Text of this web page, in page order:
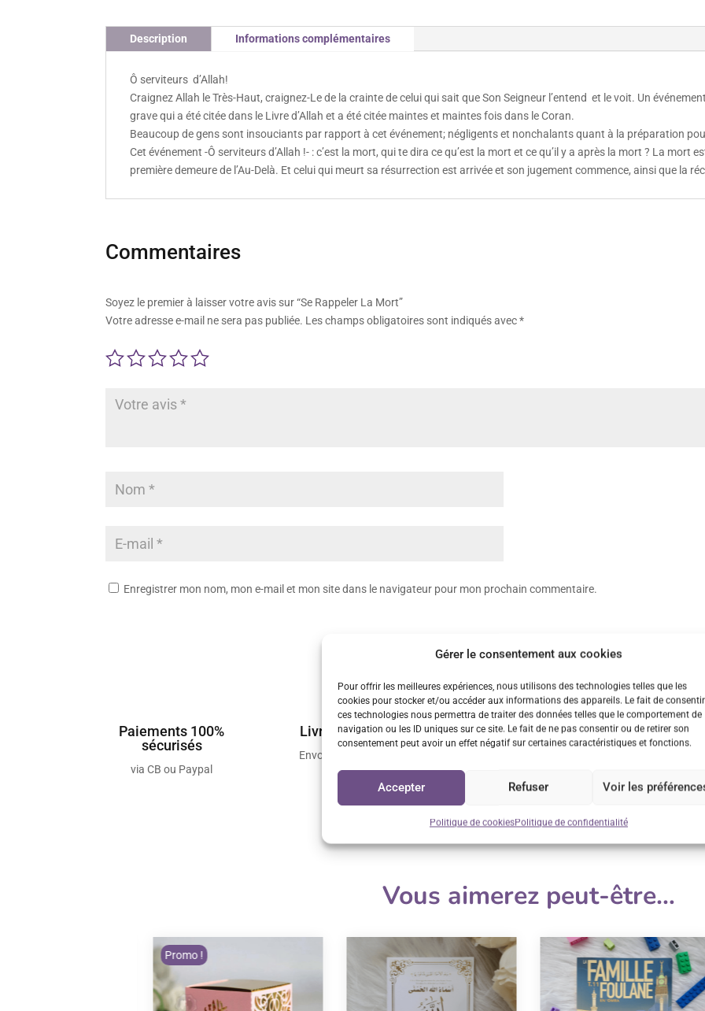
Gérer le consentement aux cookies
Pour offrir les meilleures expériences, nous utilisons des technologies telles que les
cookies pour stocker et/ou accéder aux informations des appareils. Le fait de
ces technologies nous permettra de traiter des données telles que le comportement de
navigation ou les ID uniques sur ce site. Le fait de ne pas consentir ou de retirer son
consentement peut avoir un effet négatif sur certaines caractéristiques et fonctions.
Accepter Refuser Voir les
Politique de cookiesPolitique de confidentialité
Description Informations complémentaires
Ô serviteurs d’Allah!
Craignez Allah le Très-Haut, craignez-Le de la crainte de celui qui sait que Son Seigneur l’entend et le voit. Un
grave qui a été citée dans le Livre d’Allah et a été citée maintes et maintes fois dans le Coran.
Beaucoup de gens sont insouciants par rapport à cet événement; négligents et nonchalants quant à la préparation
Cet événement -Ô serviteurs d’Allah !- : c’est la mort, qui te dira ce qu’est la mort et ce qu’il y a après la mort ? La mort
première demeure de l’Au-Delà. Et celui qui meurt sa résurrection est arrivée et son jugement commence, ainsi que la
Commentaires
Soyez le premier à laisser votre avis sur “Se Rappeler La Mort”
Votre adresse e-mail ne sera pas publiée. Les champs obligatoires sont indiqués avec*
Enregistrer mon nom, mon e-mail et mon site dans le navigateur pour mon prochain commentaire.
Paiements 100%
sécurisés
via CB ou Paypal
Livraison rapide
Envois sous 48h/72h
Retrait GRATUIT sur
Vénissieux
Service
Vous aimerez peut-être…
Promo !